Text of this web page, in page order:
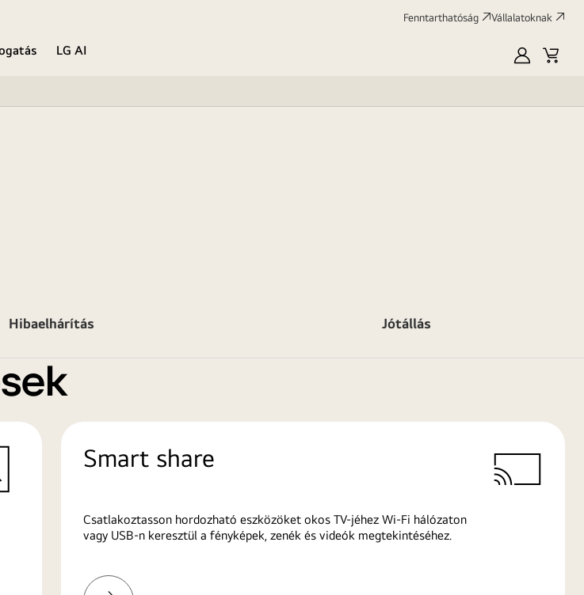
Fenntarthatóság Vállalatoknak
LG AI
SajátKosár
Hibaelhárítás Jótállás
Smart share
Csatlakoztasson hordozható eszközöket okos TV-jéhez Wi-Fi hálózaton
vagy USB-n keresztül a fényképek, zenék és videók megtekintéséhez.
További